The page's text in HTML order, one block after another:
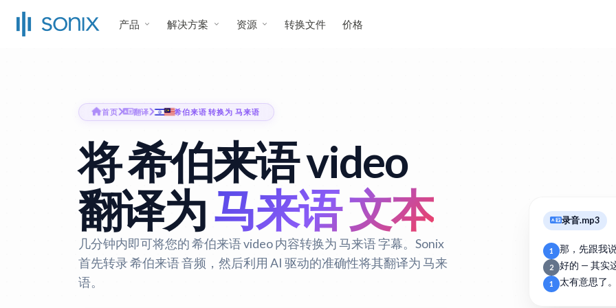
产品 解决方案 资源 转换文件 价格
首页 翻译 希伯来语 转换为 马来语
将 希伯来语 video
翻译为马来语 文本
几分钟内即可将您的 希伯来语 video 内容转换为 马来语 字幕。Sonix
首先转录 希伯来语 音频，然后利用 AI 驱动的准确性将其翻译为 马来
语。
录音.mp3
1 那，先跟我
2 好的 — 其实
1 太有意思了